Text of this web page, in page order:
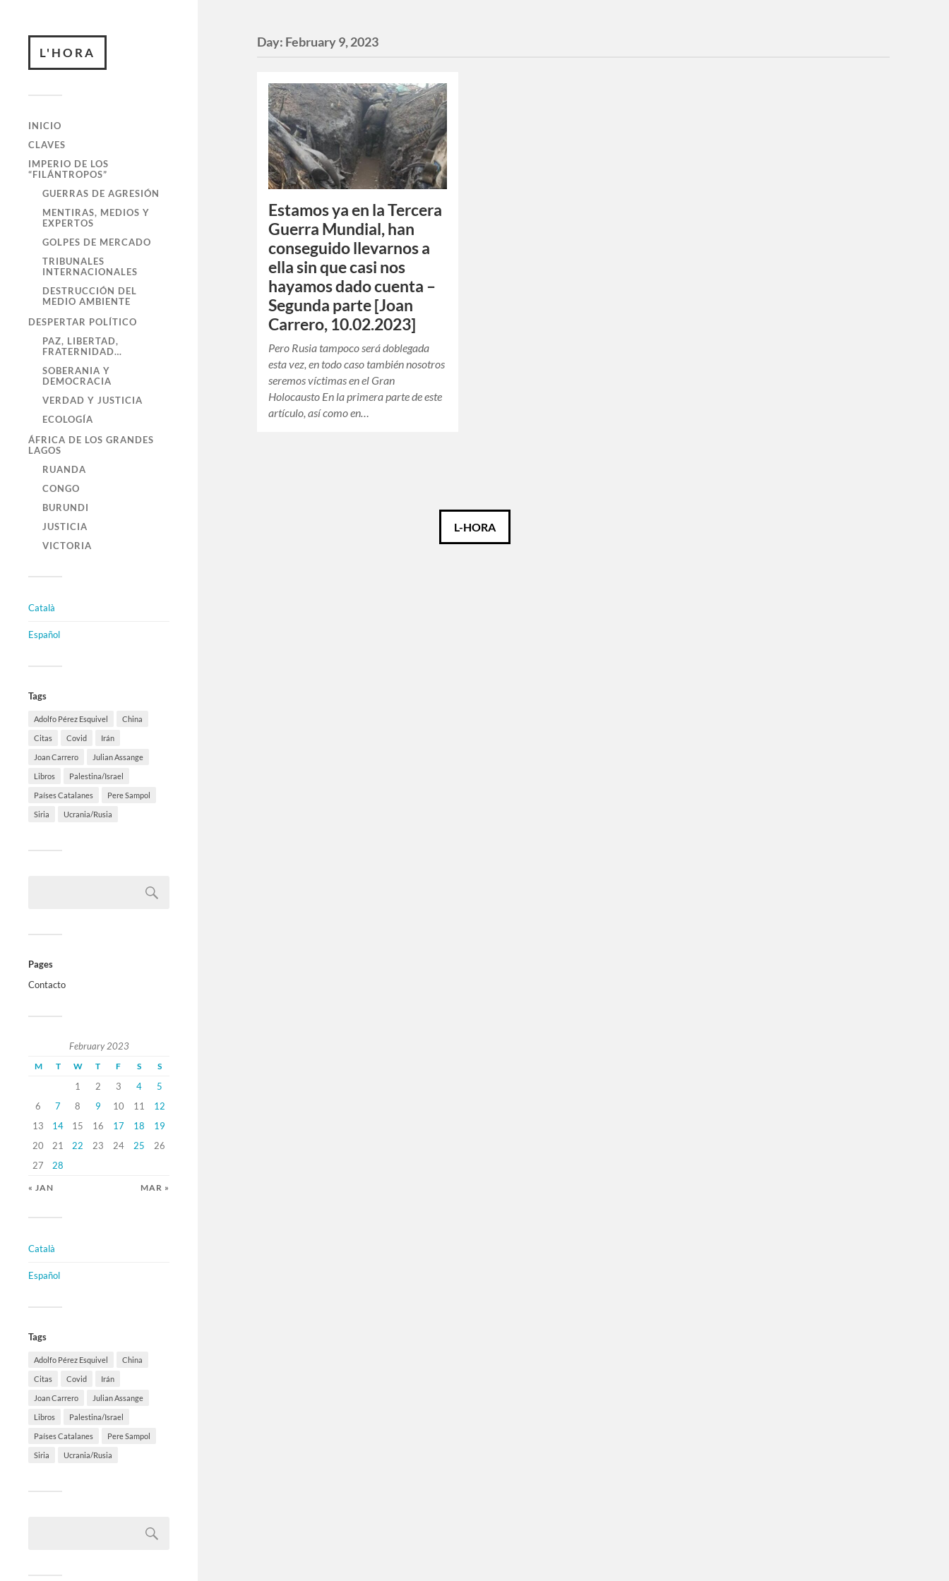
L'HORA
INICIO
CLAVES
IMPERIO DE LOS
“FILÁNTROPOS”
GUERRAS DE AGRESIÓN
MENTIRAS, MEDIOS Y
EXPERTOS
GOLPES DE MERCADO
TRIBUNALES
INTERNACIONALES
DESTRUCCIÓN DEL
MEDIO AMBIENTE
DESPERTAR POLÍTICO
PAZ, LIBERTAD,
FRATERNIDAD…
SOBERANIA Y
DEMOCRACIA
VERDAD Y JUSTICIA
ECOLOGÍA
ÁFRICA DE LOS GRANDES
LAGOS
RUANDA
CONGO
BURUNDI
JUSTICIA
VICTORIA
Català
Español
Tags
Adolfo Pérez Esquivel China
Citas Covid Irán
Joan Carrero Julian Assange
Libros Palestina/Israel
Países Catalanes Pere Sampol
Siria Ucrania/Rusia
Pages
Contacto
February 2023
M T W T F S S
1 2 3 4
5
6
7 8 9 10 11
12
13
14 15 16 17 18
19
20
21 22 23 24 25
26
27
28
« JAN MAR »
Català
Español
Tags
Adolfo Pérez Esquivel China
Citas Covid Irán
Joan Carrero Julian Assange
Libros Palestina/Israel
Países Catalanes Pere Sampol
Siria Ucrania/Rusia
Day: February 9, 2023
Estamos ya en la Tercera
Guerra Mundial, han
conseguido llevarnos a
ella sin que casi nos
hayamos dado cuenta –
Segunda parte [Joan
Carrero, 10.02.2023]
Pero Rusia tampoco será doblegada
esta vez, en todo caso también nosotros
seremos víctimas en el Gran
Holocausto En la primera parte de este
artículo, así como en…
L-HORA